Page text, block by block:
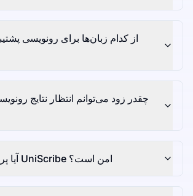
چقدر زود می‌توانم انتظار نتایج
آیا پرداخت‌های من با UniScribe امن است؟